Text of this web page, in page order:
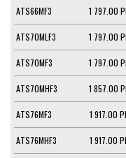
ATS66MF3
1 797.00
ATS70MLF3 1 797.00
ATS70MF3 1 797.00
ATS70MHF3 1 857.00
ATS76MF3 1 917.00
ATS76MHF3 1 917.00